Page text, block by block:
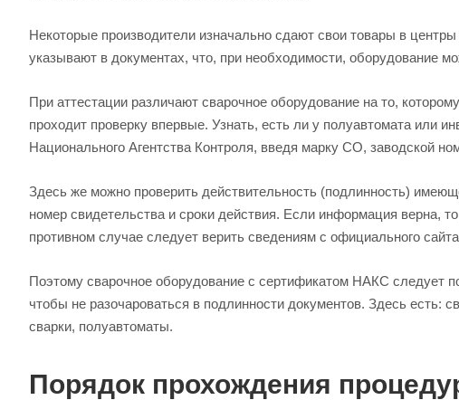
Некоторые производители изначально сдают свои товары в
указывают в документах, что, при необходимости, оборудование
При аттестации различают сварочное оборудование на то,
проходит проверку впервые. Узнать, есть ли у полуавтомата или
Национального Агентства Контроля, введя марку СО, заводской
Здесь же можно проверить действительность (подлинность)
номер свидетельства и сроки действия. Если информация верна,
противном случае следует верить сведениям с официального
Поэтому сварочное оборудование с сертификатом НАКС следует
чтобы не разочароваться в подлинности документов. Здесь есть:
сварки, полуавтоматы.
Порядок прохождения